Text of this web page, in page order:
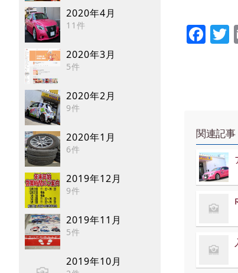
2020年4月
11件
2020年3月
5件
2020年2月
9件
2020年1月
6件
2019年12月
9件
2019年11月
5件
2019年10月
関連記事